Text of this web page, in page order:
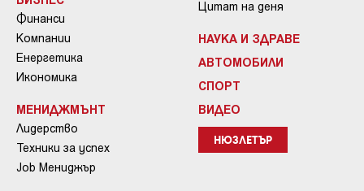
Финанси
Компании
Енергетика
Икономика
МЕНИДЖМЪНТ
Лидерство
Техники за успех
Job Мениджър
Цитат на деня
НАУКА И ЗДРАВЕ
АВТОМОБИЛИ
СПОРТ
ВИДЕО
НЮЗЛЕТЪР